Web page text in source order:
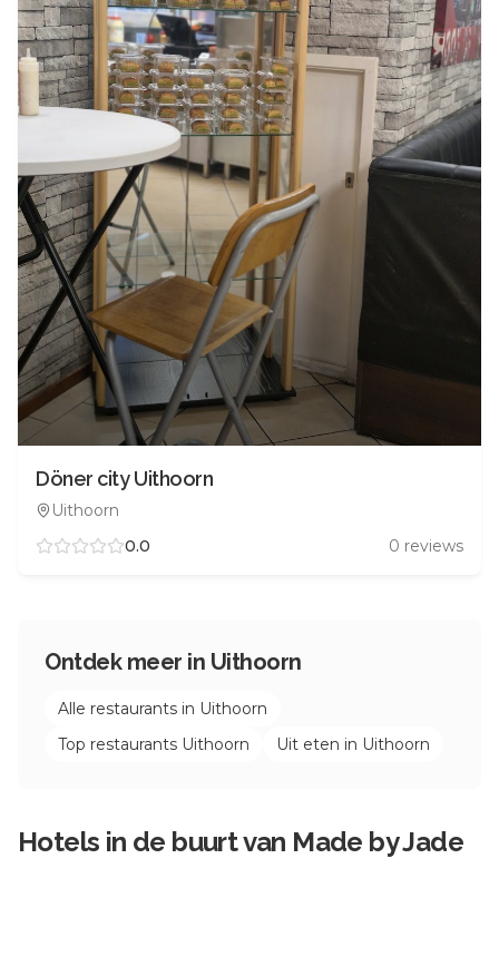
Döner city Uithoorn
Uithoorn
0.0
0 reviews
Ontdek meer in Uithoorn
Alle restaurants in Uithoorn
Top restaurants Uithoorn Uit eten in Uithoorn
Hotels in de buurt van Made by Jade